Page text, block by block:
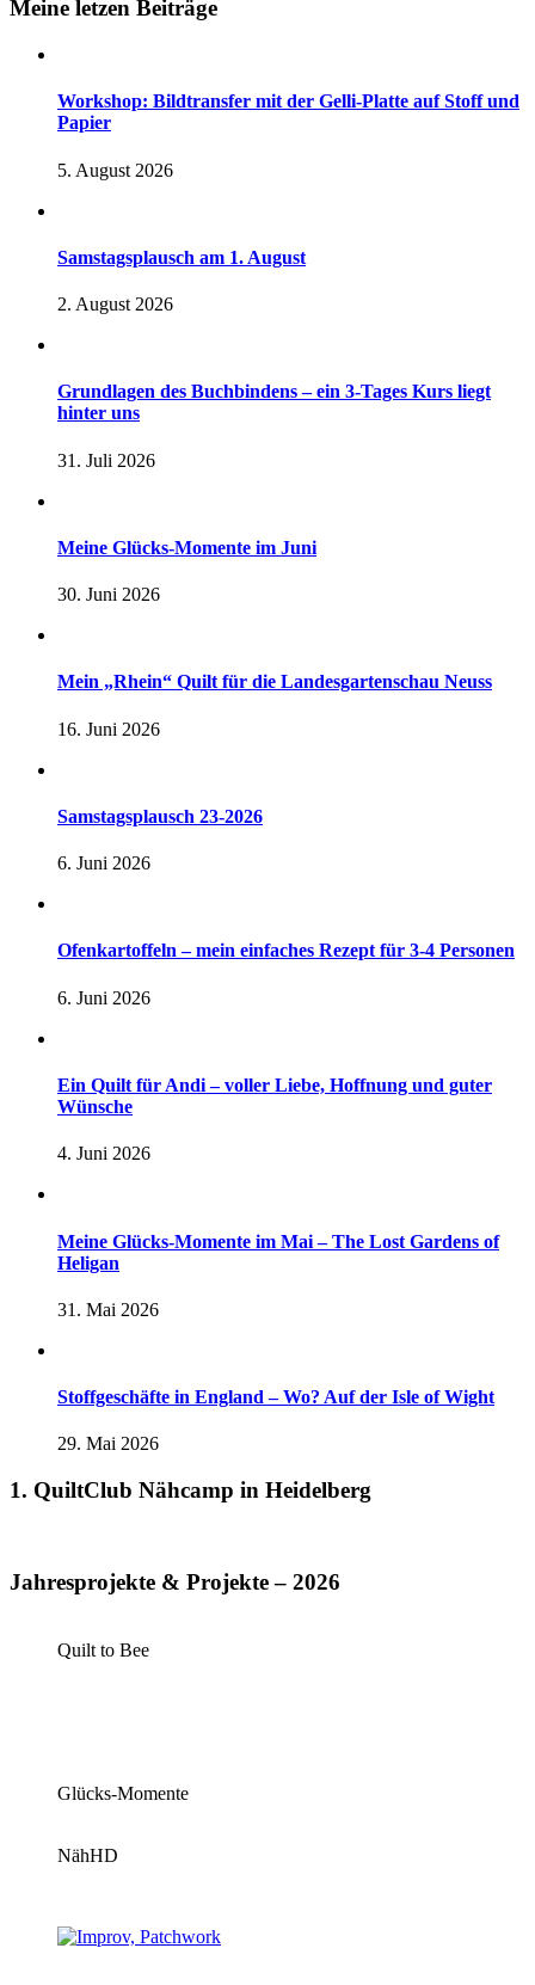
Meine letzen Beiträge
Workshop: Bildtransfer mit der Gelli-Platte auf Stoff und
Papier
5. August 2026
Samstagsplausch am 1. August
2. August 2026
Grundlagen des Buchbindens – ein 3-Tages Kurs liegt
hinter uns
31. Juli 2026
Meine Glücks-Momente im Juni
30. Juni 2026
Mein „Rhein“ Quilt für die Landesgartenschau Neuss
16. Juni 2026
Samstagsplausch 23-2026
6. Juni 2026
Ofenkartoffeln – mein einfaches Rezept für 3-4 Personen
6. Juni 2026
Ein Quilt für Andi – voller Liebe, Hoffnung und guter
Wünsche
4. Juni 2026
Meine Glücks-Momente im Mai – The Lost Gardens of
Heligan
31. Mai 2026
Stoffgeschäfte in England – Wo? Auf der Isle of Wight
29. Mai 2026
1. QuiltClub Nähcamp in Heidelberg
Jahresprojekte & Projekte – 2026
Quilt to Bee
Glücks-Momente
NähHD